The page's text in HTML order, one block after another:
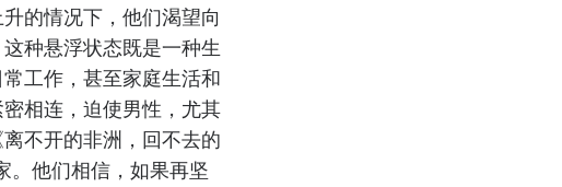
的情况下，他们渴望向
种悬浮状态既是一种生
工作，甚至家庭生活和
相连，迫使男性，尤其
不开的非洲，回不去的
。他们相信，如果再坚